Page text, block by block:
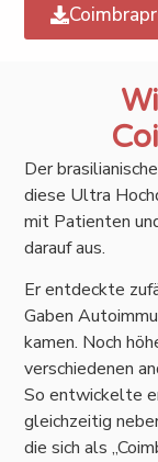
Der
diese Ultra
mit Patienten
darauf aus.
Er entdeckte
Gaben
kamen. Noch
verschiedenen
So entwickelte
gleichzeitig
die sich als